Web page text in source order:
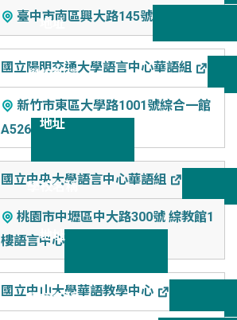
臺中市南區興大路145號
國立陽明交通大學語言中心華語組
新竹市東區大學路1001號綜合一館
A526
國立中央大學語言中心華語組
桃園市中壢區中大路300號 綜教館1
樓語言中心
國立中山大學華語教學中心